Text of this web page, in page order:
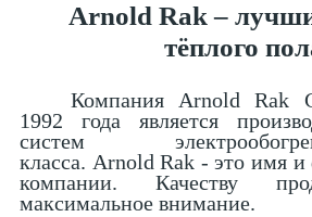
Arnold Rak –
тёплого
Компания Arnold Rak
1992 года является
систем
класса. Arnold Rak - это имя
компании. Качеству
максимальное внимание.